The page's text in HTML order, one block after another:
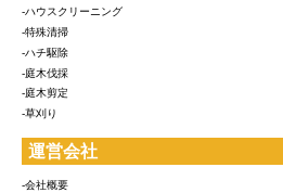
-ハウスクリーニング
-特殊清掃
-ハチ駆除
-庭木伐採
-庭木剪定
-草刈り
運営会社
-会社概要